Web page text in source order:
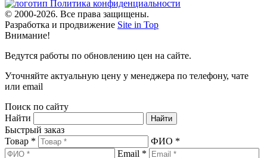
Политика конфиденциальности
© 2000-2026. Все права защищены.
Разработка и продвижение Site in Top
Внимание!
Ведутся работы по обновлению цен на сайте.
Уточняйте актуальную цену у менеджера по телефону, чате
или email
Поиск по сайту
Найти
Быстрый заказ
Товар *
ФИО *
Email *